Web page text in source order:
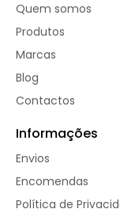
Quem somos
Produtos
Marcas
Blog
Contactos
Informações
Envios
Encomendas
Política de